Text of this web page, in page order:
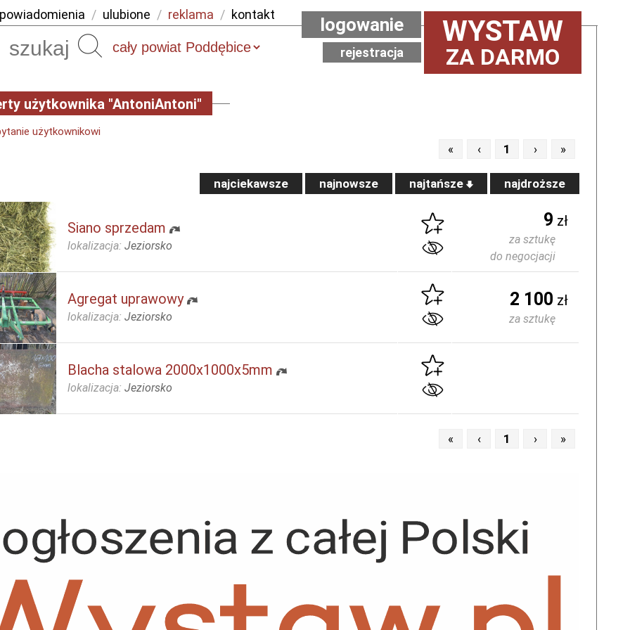
powiadomienia / ulubione / reklama / kontakt
Szukaj WYSTAW
ZA DARMO
logowanie
rejestracja
użytkownika "AntoniAntoni"
użytkownikowi
« ‹ 1 › »
najciekawsze najnowsze najtańsze najdroższe
Siano sprzedam
lokalizacja: Jeziorsko
9 zł
za sztukę
do negocjacji
Agregat uprawowy
lokalizacja: Jeziorsko
2 100 zł
za sztukę
Blacha stalowa 2000x1000x5mm
lokalizacja: Jeziorsko
« ‹ 1 › »